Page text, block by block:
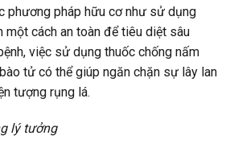
phương pháp hữu cơ như sử dụng
một cách an toàn để tiêu diệt sâu
việc sử dụng thuốc chống nấm
tử có thể giúp ngăn chặn sự lây lan
tượng rụng lá.
lý tưởng